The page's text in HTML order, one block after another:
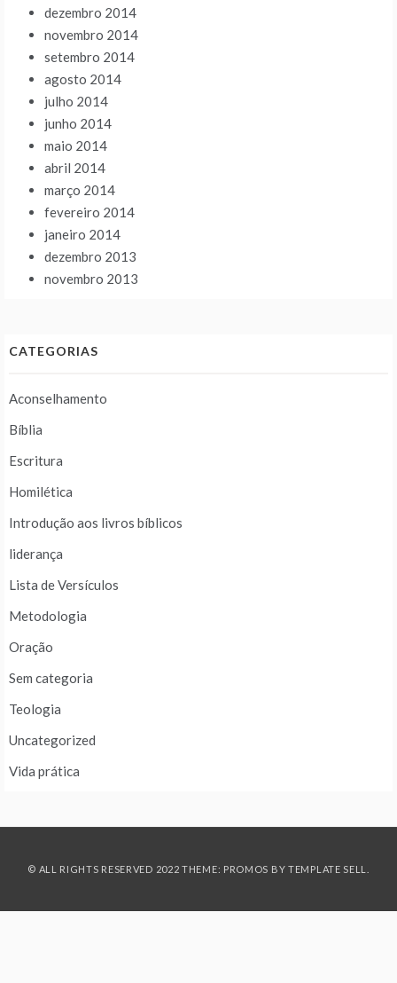
dezembro 2014
novembro 2014
setembro 2014
agosto 2014
julho 2014
junho 2014
maio 2014
abril 2014
março 2014
fevereiro 2014
janeiro 2014
dezembro 2013
novembro 2013
CATEGORIAS
Aconselhamento
Bíblia
Escritura
Homilética
Introdução aos livros bíblicos
liderança
Lista de Versículos
Metodologia
Oração
Sem categoria
Teologia
Uncategorized
Vida prática
© ALL RIGHTS RESERVED 2022 THEME: PROMOS BY TEMPLATE SELL